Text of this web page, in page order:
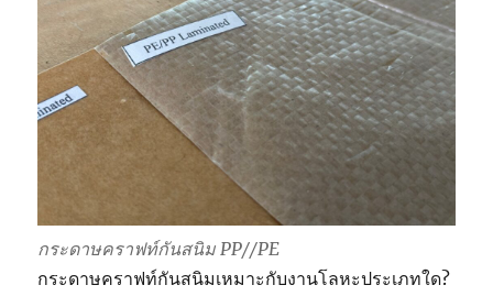
กระดาษคราฟท์กันสนิม PP//PE
กระดาษคราฟท์กันสนิมเหมาะกับงานโลหะประเภทใด?